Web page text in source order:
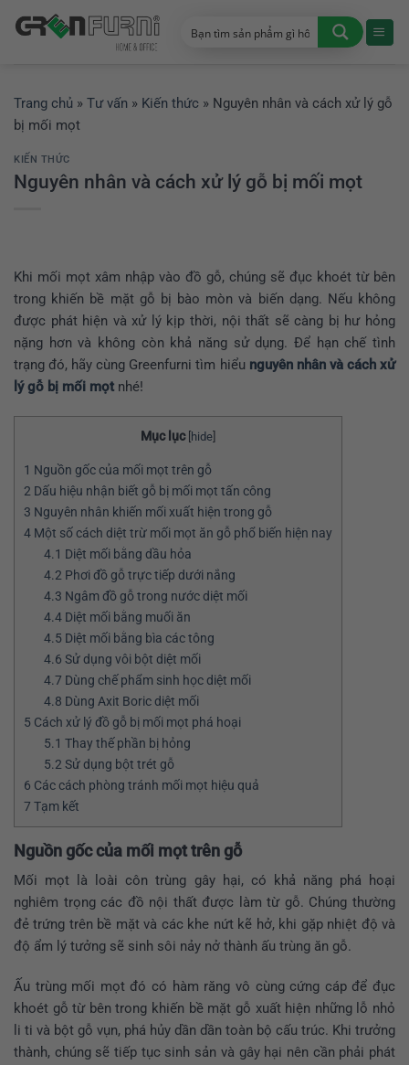
đến
Trang chủ » Tư vấn » Kiến thức » Nguyên nhân và cách xử lý gỗ
bị mối mọt
KIẾN THỨC
Nguyên nhân và cách xử lý gỗ bị mối mọt
Khi mối mọt xâm nhập vào đồ gỗ, chúng sẽ đục khoét từ bên
trong khiến bề mặt gỗ bị bào mòn và biến dạng. Nếu không
được phát hiện và xử lý kịp thời, nội thất sẽ càng bị hư hỏng
nặng hơn và không còn khả năng sử dụng. Để hạn chế tình
trạng đó, hãy cùng Greenfurni tìm hiểu nguyên nhân và cách xử
lý gỗ bị mối mọt nhé!
Mục lục hide
1 Nguồn gốc của mối mọt trên gỗ
2 Dấu hiệu nhận biết gỗ bị mối mọt tấn công
3 Nguyên nhân khiến mối xuất hiện trong gỗ
4 Một số cách diệt trừ mối mọt ăn gỗ phổ biến hiện nay
4.1 Diệt mối bằng dầu hỏa
4.2Phơi đồ gỗ trực tiếp dưới nắng
4.3 Ngâm đồ gỗ trong nước diệt mối
4.4Diệt mối bằng muối ăn
4.5 Diệt mối bằng bìa các tông
4.6 Sử dụng vôi bột diệt mối
4.7 Dùng chế phẩm sinh học diệt mối
4.8 Dùng Axit Boric diệt mối
5 Cách xử lý đồ gỗ bị mối mọt phá hoại
5.1 Thay thế phần bị hỏng
5.2Sử dụng bột trét gỗ
6 Các cách phòng tránh mối mọt hiệu quả
7 Tạm kết
Nguồn gốc của mối mọt trên gỗ
Mối mọt là loài côn trùng gây hại, có khả năng phá hoại
nghiêm trọng các đồ nội thất được làm từ gỗ. Chúng thường
đẻ trứng trên bề mặt và các khe nứt kẽ hở, khi gặp nhiệt độ và
độ ẩm lý tưởng sẽ sinh sôi nảy nở thành ấu trùng ăn gỗ.
Ấu trùng mối mọt đó có hàm răng vô cùng cứng cáp để đục
khoét gỗ từ bên trong khiến bề mặt gỗ xuất hiện những lỗ nhỏ
li ti và bột gỗ vụn, phá hủy dần dần toàn bộ cấu trúc. Khi trưởng
thành, chúng sẽ tiếp tục sinh sản và gây hại nên cần phải phát